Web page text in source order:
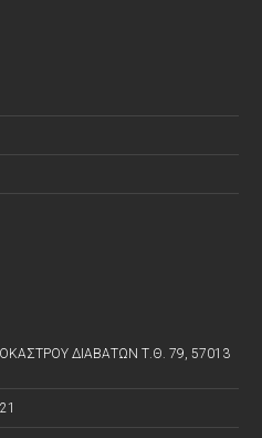
ΔΙΑΒΑΤΩΝ Τ.Θ. 79, 57013